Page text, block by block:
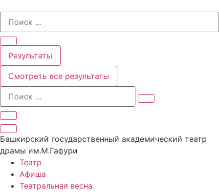
содержимому
Search
Результаты
Смотреть все результаты
Башкирский государственный академический театр
драмы им.М.Гафури
Театр
Афиша
Театральная весна